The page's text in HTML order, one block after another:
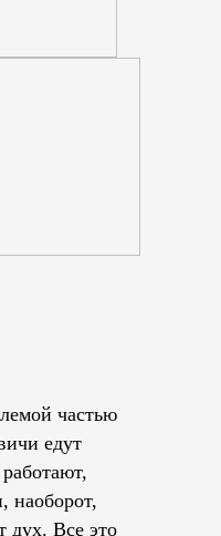
частью
едут
наоборот,
дух. Все это